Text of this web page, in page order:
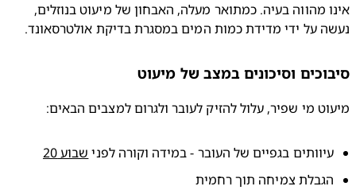
אינו מהווה בעיה. כמתואר מעלה, האבחון של מיעוט בנוזלים,
על ידי מדידת כמות המים במסגרת בדיקת אולטרסאונד.
וסיכונים במצב של מיעוט
מי שפיר, עלול להזיק לעובר ולגרום למצבים הבאים:
בגפיים של העובר - במידה וקורה לפני שבוע 20
צמיחה תוך רחמית